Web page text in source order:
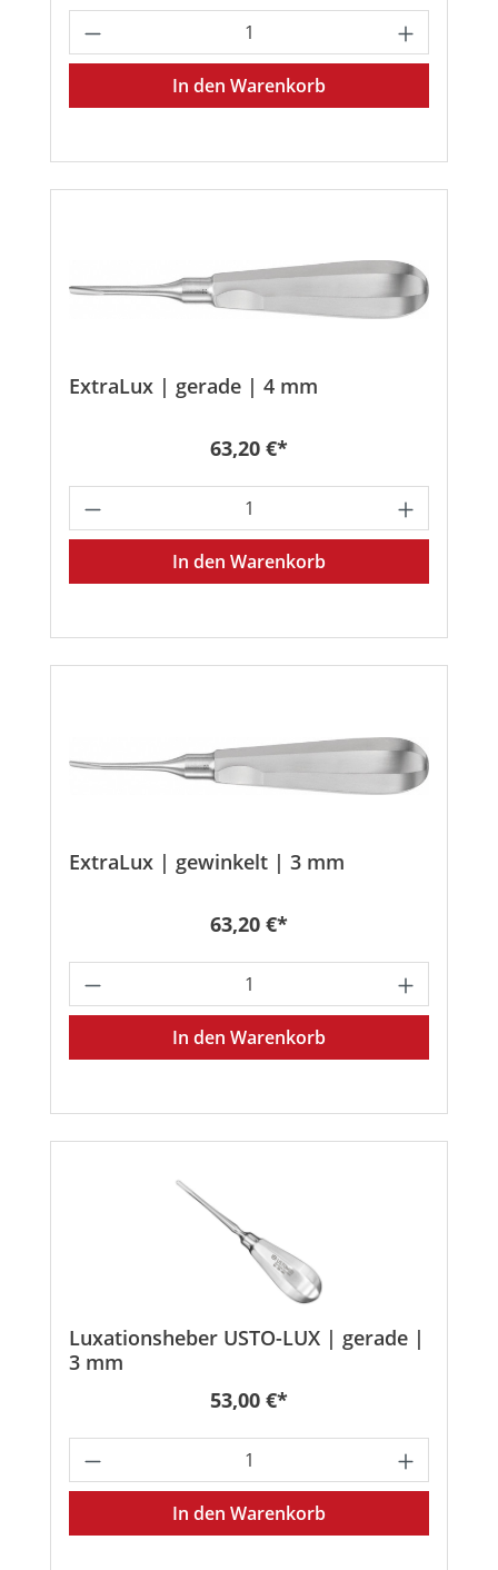
Produkt Anzahl: Gib den
In den Warenkorb
ExtraLux | gerade | 4 mm
Regulärer Preis:
63,20 €*
Produkt Anzahl: Gib den
In den Warenkorb
ExtraLux | gewinkelt | 3 mm
Regulärer Preis:
63,20 €*
Produkt Anzahl: Gib den
In den Warenkorb
Luxationsheber USTO-LUX | gerade |
3 mm
Regulärer Preis:
53,00 €*
Produkt Anzahl: Gib den
In den Warenkorb